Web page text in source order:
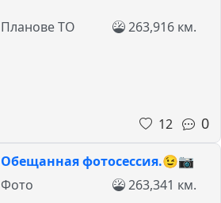
Планове ТО 263,916 км.
12 0
Обещанная фотосессия.😉📷
Фото
263,341 км.